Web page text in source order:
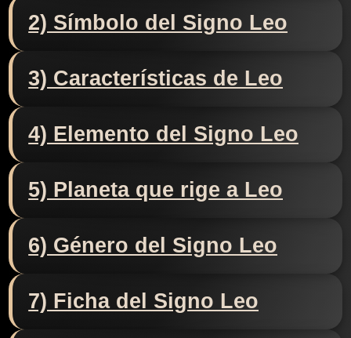
2) Símbolo del Signo Leo
3) Características de Leo
4) Elemento del Signo Leo
5) Planeta que rige a Leo
6) Género del Signo Leo
7) Ficha del Signo Leo